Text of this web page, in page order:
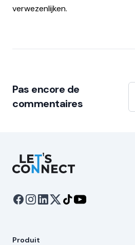
verwezenlijken.
Pas encore de
commentaires
Let's Connect
Produit